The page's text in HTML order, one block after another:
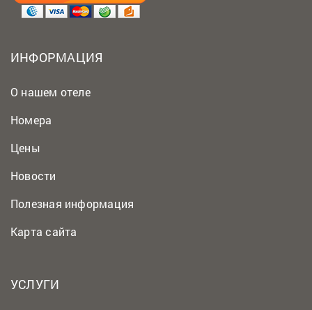
ИНФОРМАЦИЯ
О нашем отеле
Номера
Цены
Новости
Полезная информация
Карта сайта
УСЛУГИ